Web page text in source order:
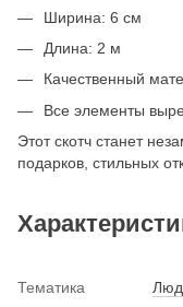
Ширина: 6 см
Длина: 2 м
Качественный
Все элементы
Этот скотч станет
подарков, стильных
Тематика